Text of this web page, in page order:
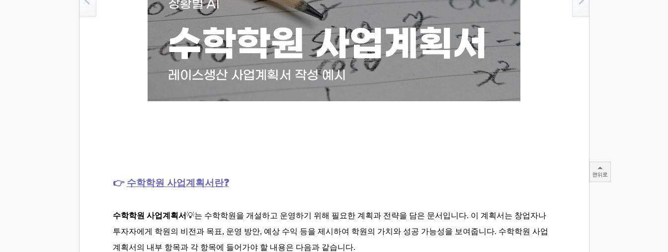
👉 수학학원 사업계획서란❓
수학학원 사업계획서💡는 수학학원을 개설하고 운영하기 위해 필요한 계획과 전략을 담은 문서입니다. 이 계획서는 창업자나
투자자에게 학원의 비전과 목표, 운영 방안, 예상 수익 등을 제시하여 학원의 가치와 성공 가능성을 보여줍니다. 수학학원 사업
계획서의 내부 항목과 각 항목에 들어가야 할 내용은 다음과 같습니다.